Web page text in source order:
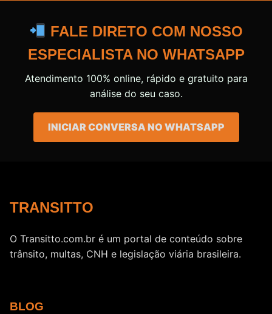
FALE DIRETO COM NOSSO
ESPECIALISTA NO WHATSAPP
Atendimento 100% online, rápido e gratuito para
análise do seu caso.
INICIAR CONVERSA NO WHATSAPP
TRANSITTO
O Transitto.com.br é um portal de conteúdo sobre
trânsito, multas, CNH e legislação viária brasileira.
BLOG